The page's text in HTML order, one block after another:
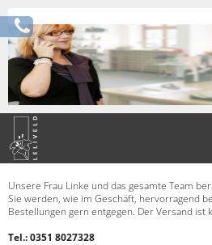
Unsere Frau Linke und das gesamte Team
Sie werden, wie im Geschäft, hervorragend
Bestellungen gern entgegen. Der Versand ist
Tel.: 0351 8027328